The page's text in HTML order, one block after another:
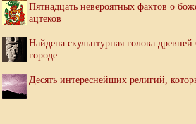
Пятнадцать невероятных фактов о
ацтеков
Найдена скульптурная голова
городе
Десять интереснейших религий,